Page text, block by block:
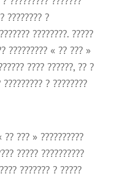
???????? ?
????????. ?????
????????? « ?? ??? »
???? ??????, ?? ?
? ????????
?? ??? » ??????????
????? ??????????
??????? ? ?????